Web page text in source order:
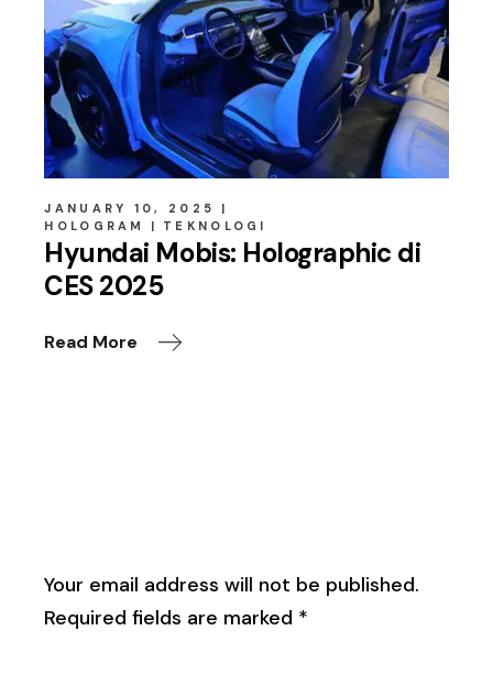
JANUARY 10, 2025
HOLOGRAM
TEKNOLOGI
Hyundai Mobis: Holographic di
CES 2025
Read More
Your email address will not be published.
Required fields are marked *